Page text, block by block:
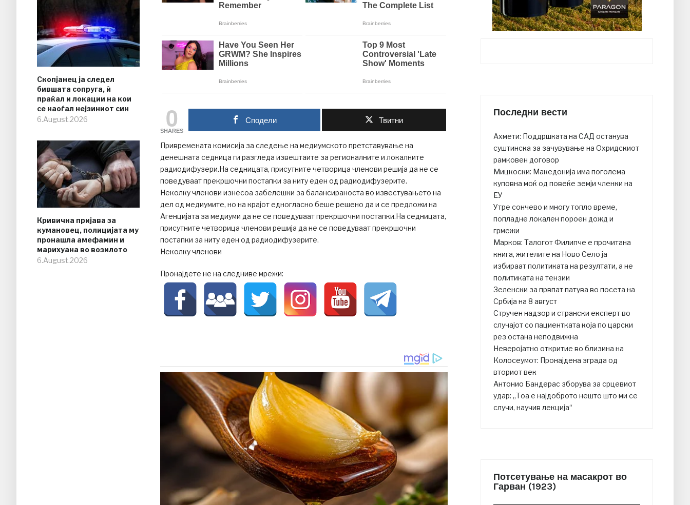
Скопјанец ја следел
бившата сопруга, ѝ
праќал и локации на кои
се наоѓал нејзиниот син
6.August.2026
Кривична пријава за
кумановец, полицијата му
пронашла амефамин и
марихуана во возилото
6.August.2026
0
SHARES
Сподели Твитни
Привремената комисија за следење на медиумското претставување на
денешната седница ги разгледа извештаите за регионалните и локалните
радиодифузери.На седницата, присутните четворица членови решија да не се
поведуваат прекршочни постапки за ниту еден од радиодифузерите.
Неколку членови изнесоа забелешки за балансираноста во известувањето на
дел од медиумите, но на крајот едногласно беше решено да и се предложи на
Агенцијата за медиуми да не се поведуваат прекршочни постапки.На седницата,
присутните четворица членови решија да не се поведуваат прекршочни
постапки за ниту еден од радиодифузерите.
Неколку членови
Пронајдете не на следниве мрежи:
Последни вести
Ахмети: Поддршката на САД останува
суштинска за зачувување на Охридскиот
рамковен договор
Мицкоски: Македонија има поголема
куповна моќ од повеќе земји членки на
ЕУ
Утре сончево и многу топло време,
попладне локален пороен дожд и
грмежи
Марков: Талогот Филипче е прочитана
книга, жителите на Ново Село ја
избираат политиката на резултати, а не
политиката на тензии
Зеленски за првпат патува во посета на
Србија на 8 август
Стручен надзор и странски експерт во
случајот со пациентката која по царски
рез остана неподвижна
Неверојатно откритие во близина на
Колосеумот: Пронајдена зграда од
вториот век
Антонио Бандерас зборува за срцевиот
удар: „Тоа е најдоброто нешто што ми се
случи, научив лекција“
Потсетување на масакрот во
Гарван (1923)